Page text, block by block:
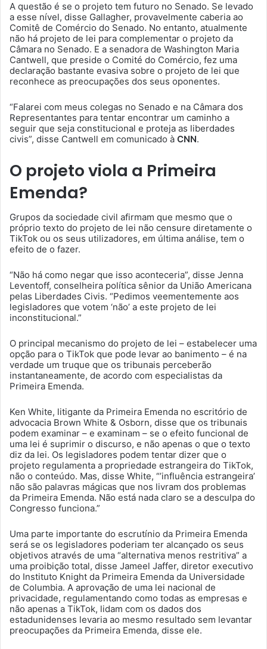
A questão é se o projeto tem futuro no Senado. Se levado
a esse nível, disse Gallagher, provavelmente caberia ao
Comitê de Comércio do Senado. No entanto, atualmente
não há projeto de lei para complementar o projeto da
Câmara no Senado. E a senadora de Washington Maria
Cantwell, que preside o Comité do Comércio, fez uma
declaração bastante evasiva sobre o projeto de lei que
reconhece as preocupações dos seus oponentes.
“Falarei com meus colegas no Senado e na Câmara dos
Representantes para tentar encontrar um caminho a
seguir que seja constitucional e proteja as liberdades
civis”, disse Cantwell em comunicado à CNN.
O projeto viola a Primeira
Emenda?
Grupos da sociedade civil afirmam que mesmo que o
próprio texto do projeto de lei não censure diretamente o
TikTok ou os seus utilizadores, em última análise, tem o
efeito de o fazer.
“Não há como negar que isso aconteceria”, disse Jenna
Leventoff, conselheira política sênior da União Americana
pelas Liberdades Civis. “Pedimos veementemente aos
legisladores que votem ‘não’ a ​​este projeto de lei
inconstitucional.”
O principal mecanismo do projeto de lei – estabelecer uma
opção para o TikTok que pode levar ao banimento – é na
verdade um truque que os tribunais perceberão
instantaneamente, de acordo com especialistas da
Primeira Emenda.
Ken White, litigante da Primeira Emenda no escritório de
advocacia Brown White & Osborn, disse que os tribunais
podem examinar – e examinam – se o efeito funcional de
uma lei é suprimir o discurso, e não apenas o que o texto
diz da lei. Os legisladores podem tentar dizer que o
projeto regulamenta a propriedade estrangeira do TikTok,
não o conteúdo. Mas, disse White, “’influência estrangeira’
não são palavras mágicas que nos livram dos problemas
da Primeira Emenda. Não está nada claro se a desculpa do
Congresso funciona.”
Uma parte importante do escrutínio da Primeira Emenda
será se os legisladores poderiam ter alcançado os seus
objetivos através de uma “alternativa menos restritiva” a
uma proibição total, disse Jameel Jaffer, diretor executivo
do Instituto Knight da Primeira Emenda da Universidade
de Columbia. A aprovação de uma lei nacional de
privacidade, regulamentando como todas as empresas e
não apenas a TikTok, lidam com os dados dos
estadunidenses levaria ao mesmo resultado sem levantar
preocupações da Primeira Emenda, disse ele.